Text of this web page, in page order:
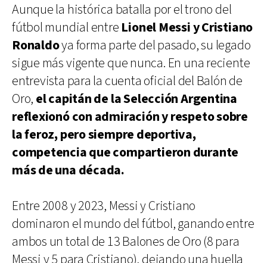
Aunque la histórica batalla por el trono del
fútbol mundial entre Lionel Messi y Cristiano
Ronaldoya forma parte del pasado, su legado
sigue más vigente que nunca. En una reciente
entrevista para la cuenta oficial del Balón de
Oro, el capitán de la Selección Argentina
reflexionó con admiración y respeto sobre
la feroz, pero siempre deportiva,
competencia que compartieron durante
más de una década.
Entre 2008 y 2023, Messi y Cristiano
dominaron el mundo del fútbol, ganando entre
ambos un total de 13 Balones de Oro (8 para
Messi y 5 para Cristiano), dejando una huella